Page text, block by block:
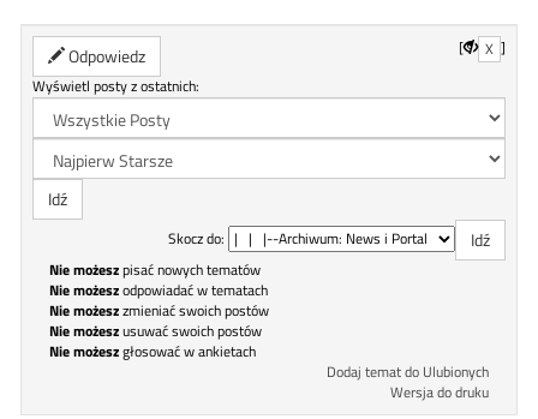
Odpowiedz [ X ]
Wyświetl posty z ostatnich:
Skocz do:
Nie możeszpisać nowych tematów
Nie możeszodpowiadać w tematach
Nie możeszzmieniać swoich postów
Nie możeszusuwać swoich postów
Nie możeszgłosować w ankietach
Dodaj temat do Ulubionych
Wersja do druku